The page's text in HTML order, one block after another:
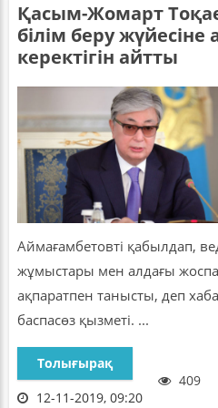
Қасым-Жомарт
білім беру
керектігін айтты
Аймағамбетовті қабылдап,
жұмыстары мен алдағы
ақпаратпен танысты, деп
баспасөз қызметі. ...
Толығырақ
409
12-11-2019, 09:20